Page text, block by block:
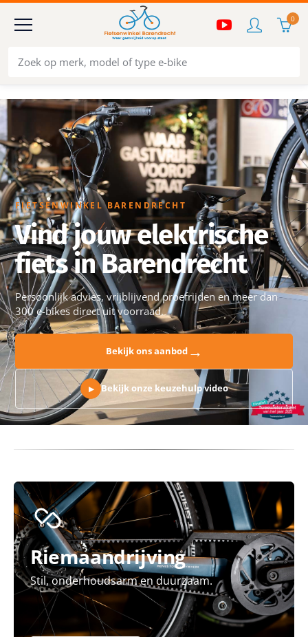
0
FIETSENWINKEL BARENDRECHT
Vind jouw elektrische
fiets in Barendrecht
Persoonlijk advies, vrijblijvend proefrijden en meer dan
300 e-bikes direct uit voorraad.
Bekijk ons aanbod→
▶ Bekijk onze keuzehulp video
Riemaandrijving
Stil, onderhoudsarm en duurzaam.